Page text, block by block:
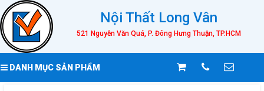
Nội Thất Long Vân
521 Nguyễn Văn Quá, P. Đông Hưng Thuận, TP.HCM
DANH MỤC SẢN PHẨM